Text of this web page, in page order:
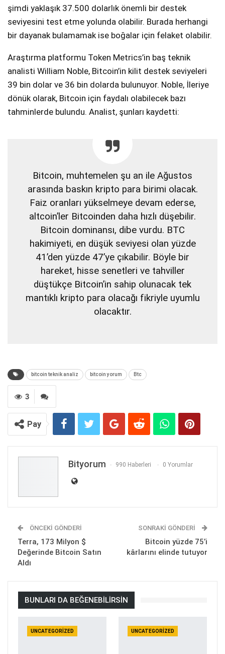
şimdi yaklaşık 37.500 dolarlık önemli bir destek
seviyesini test etme yolunda olabilir. Burada herhangi
bir dayanak bulamamak ise boğalar için felaket olabilir.
Araştırma platformu Token Metrics’in baş teknik
analisti William Noble, Bitcoin’in kilit destek seviyeleri
39 bin dolar ve 36 bin dolarda bulunuyor. Noble, İleriye
dönük olarak, Bitcoin için faydalı olabilecek bazı
tahminlerde bulundu. Analist, şunları kaydetti:
Bitcoin, muhtemelen şu an ile Ağustos
arasında baskın kripto para birimi olacak.
Faiz oranları yükselmeye devam ederse,
altcoin’ler Bitcoinden daha hızlı düşebilir.
Bitcoin dominansı, dibe vurdu. BTC
hakimiyeti, en düşük seviyesi olan yüzde
41’den yüzde 47’ye çıkabilir. Böyle bir
hareket, hisse senetleri ve tahviller
düştükçe Bitcoin’in sahip olunacak tek
mantıklı kripto para olacağı fikriyle uyumlu
olacaktır.
bitcoin teknik analiz bitcoin yorum Btc
3
Pay
Bityorum 990 Haberleri 0 Yorumlar
ÖNCEKI GÖNDERI
Terra, 173 Milyon $
Değerinde Bitcoin Satın
Aldı
SONRAKI GÖNDERI
Bitcoin yüzde 75’i
kârlarını elinde tutuyor
BUNLARI DA BEĞENEBILIRSIN
UNCATEGORIZED UNCATEGORIZED